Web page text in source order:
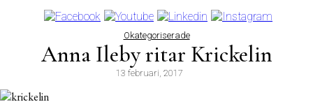
Okategoriserade
Anna Ileby ritar Krickelin
13 februari, 2017